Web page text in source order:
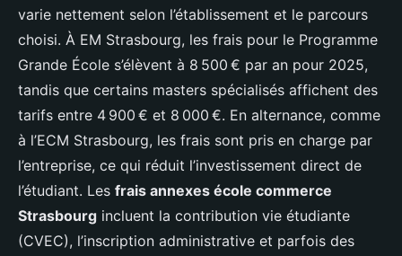
varie nettement selon l’établissement et le parcours
choisi. À EM Strasbourg, les frais pour le Programme
Grande École s’élèvent à 8 500 € par an pour 2025,
tandis que certains masters spécialisés affichent des
tarifs entre 4 900 € et 8 000 €. En alternance, comme
à l’ECM Strasbourg, les frais sont pris en charge par
l’entreprise, ce qui réduit l’investissement direct de
l’étudiant. Les frais annexes école commerce
Strasbourg incluent la contribution vie étudiante
(CVEC), l’inscription administrative et parfois des